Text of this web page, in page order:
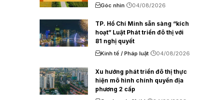
Góc nhìn 04/08/2026
TP. Hồ Chí Minh sẵn sàng “kích
hoạt” Luật Phát triển đô thị với
81 nghị quyết
Kinh tế / Pháp luật 04/08/2026
Xu hướng phát triển đô thị thực
hiện mô hình chính quyền địa
phương 2 cấp